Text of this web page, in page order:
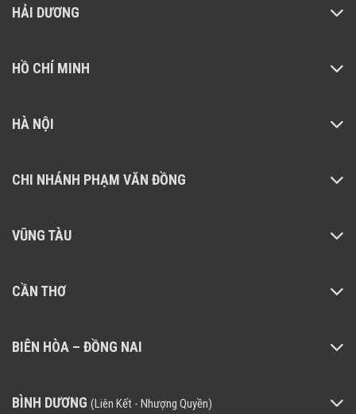
HẢI DƯƠNG
HỒ CHÍ MINH
HÀ NỘI
CHI NHÁNH PHẠM VĂN ĐỒNG
VŨNG TÀU
CẦN THƠ
BIÊN HÒA – ĐỒNG NAI
BÌNH DƯƠNG (Liên Kết - Nhượng Quyền)